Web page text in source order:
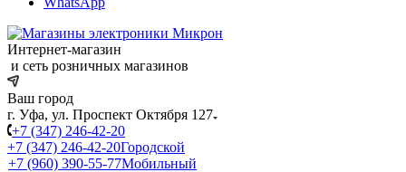
Интернет-магазин
и сеть розничных магазинов
Ваш город
г. Уфа, ул. Проспект Октября 127
+7 (347) 246-42-20
+7 (347) 246-42-20Городской
+7 (960) 390-55-77Мобильный